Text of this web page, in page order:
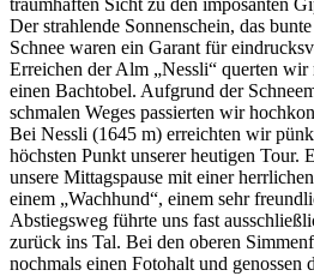
traumhaften Sicht zu den imposanten
Der strahlende Sonnenschein, das
Schnee waren ein Garant für
Erreichen der Alm „Nessli“ querten
einen Bachtobel. Aufgrund der
schmalen Weges passierten wir
Bei Nessli (1645 m) erreichten wir
höchsten Punkt unserer heutigen Tour.
unsere Mittagspause mit einer
einem „Wachhund“, einem sehr
Abstiegsweg führte uns fast
zurück ins Tal. Bei den oberen
nochmals einen Fotohalt und genossen